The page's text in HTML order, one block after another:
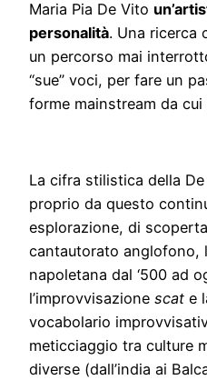
Maria Pia De Vito
personalità. Una ricerca
un percorso mai
“sue” voci, per fare un
forme mainstream da
La cifra stilistica della
proprio da questo
esplorazione, di
cantautorato anglofono,
napoletana dal ‘500 ad
l’improvvisazione scat e
vocabolario
meticciaggio tra culture
diverse (dall’india ai